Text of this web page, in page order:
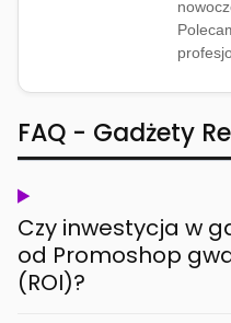
FAQ - Gadżety
Czy inwestycja w
od Promoshop
(ROI)?